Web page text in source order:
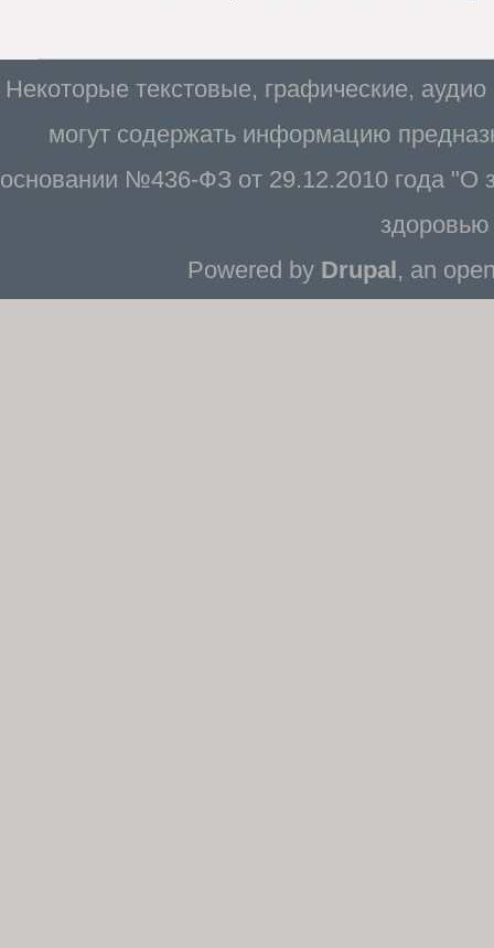
Некоторые текстовые, графические,
могут содержать информацию
основании №436-ФЗ от 29.12.2010 года "О
Powered by Drupal, an